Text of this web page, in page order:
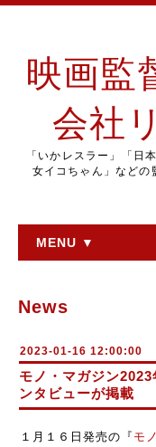
映画監
会社
「いかレスラー」「日
女イコちゃん」などの
MENU ▼
News
2023-01-16 12:00:00
モノ・マガジン
ンタビューが掲載
１月１６日発売の『 モ